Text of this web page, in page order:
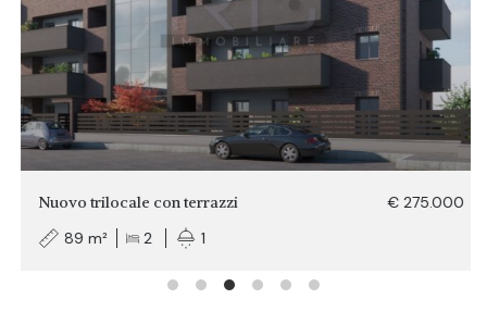
€ 275.000
Nuovo trilocale con terrazzi
89 m²
2 1